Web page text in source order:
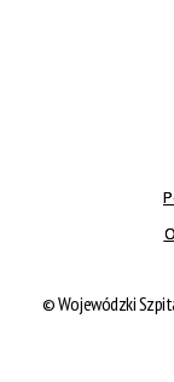
© Wojewódzki